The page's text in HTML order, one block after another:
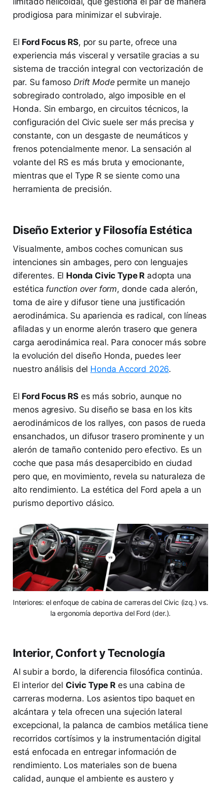
prodigiosa para minimizar el subviraje.
El Ford Focus RS, por su parte, ofrece una
experiencia más visceral y versatile gracias a su
sistema de tracción integral con vectorización de
par. Su famoso Drift Mode permite un manejo
sobregirado controlado, algo imposible en el
Honda. Sin embargo, en circuitos técnicos, la
configuración del Civic suele ser más precisa y
constante, con un desgaste de neumáticos y
frenos potencialmente menor. La sensación al
volante del RS es más bruta y emocionante,
mientras que el Type R se siente como una
herramienta de precisión.
Diseño Exterior y Filosofía Estética
Visualmente, ambos coches comunican sus
intenciones sin ambages, pero con lenguajes
diferentes. El Honda Civic Type R adopta una
estética function over form, donde cada alerón,
toma de aire y difusor tiene una justificación
aerodinámica. Su apariencia es radical, con líneas
afiladas y un enorme alerón trasero que genera
carga aerodinámica real. Para conocer más sobre
la evolución del diseño Honda, puedes leer
nuestro análisis del Honda Accord 2026.
El Ford Focus RS es más sobrio, aunque no
menos agresivo. Su diseño se basa en los kits
aerodinámicos de los rallyes, con pasos de rueda
ensanchados, un difusor trasero prominente y un
alerón de tamaño contenido pero efectivo. Es un
coche que pasa más desapercibido en ciudad
pero que, en movimiento, revela su naturaleza de
alto rendimiento. La estética del Ford apela a un
purismo deportivo clásico.
Interiores: el enfoque de cabina de carreras del Civic (izq.) vs.
la ergonomía deportiva del Ford (der.).
Interior, Confort y Tecnología
Al subir a bordo, la diferencia filosófica continúa.
El interior del Civic Type Res una cabina de
carreras moderna. Los asientos tipo baquet en
alcántara y tela ofrecen una sujeción lateral
excepcional, la palanca de cambios metálica tiene
recorridos cortísimos y la instrumentación digital
está enfocada en entregar información de
rendimiento. Los materiales son de buena
calidad, aunque el ambiente es austero y